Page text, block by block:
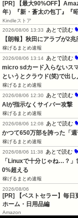
[PR]
【最大90%OFF】
年）『新・蒼太の包丁』『
Kindleストア
2026/08/06 13:33
あとで読む
【朗報】秋田にアラブが2
稼げるまとめ速報
2026/08/06 13:14 あとで読む
micro sdカード入らないス
というとクラウド(笑)で出
稼げるまとめ速報
2026/08/06 12:30
あとで読む
AIが指示なくサイバー攻撃
稼げるまとめ速報
2026/08/06 12:08
あとで読む
かつて650万部を誇った「
稼げるまとめ速報
2026/08/06 11:38
あとで読む
「Linuxで十分じゃね…？
0%超える
稼げるまとめ速報
2026/08/06
[PR] 【ベストセラー】毎
ホーム・日用品編
Amazon